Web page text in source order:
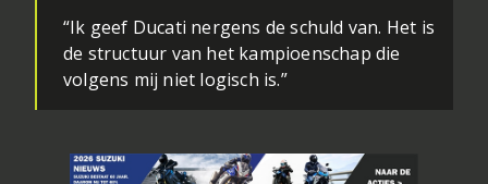
“Ik geef Ducati nergens de schuld van. Het is
de structuur van het kampioenschap die
volgens mij niet logisch is.”